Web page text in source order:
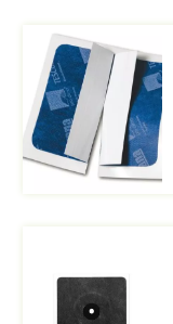
Afbeelding